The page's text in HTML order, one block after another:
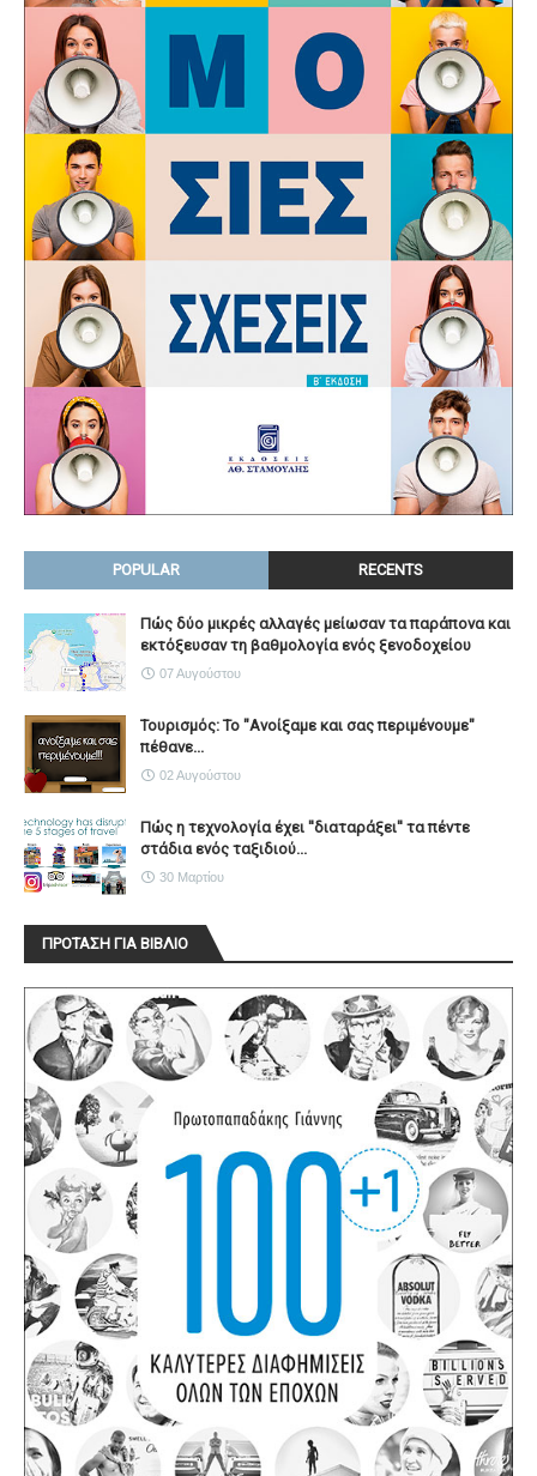
POPULAR RECENTS
Πώς δύο μικρές αλλαγές μείωσαν τα παράπονα και
εκτόξευσαν τη βαθμολογία ενός ξενοδοχείου
07 Αυγούστου
Τουρισμός: Το "Ανοίξαμε και σας περιμένουμε"
πέθανε...
02 Αυγούστου
Πώς η τεχνολογία έχει ''διαταράξει'' τα πέντε
στάδια ενός ταξιδιού...
30 Μαρτίου
ΠΡΟΤΑΣΗ ΓΙΑ ΒΙΒΛΙΟ